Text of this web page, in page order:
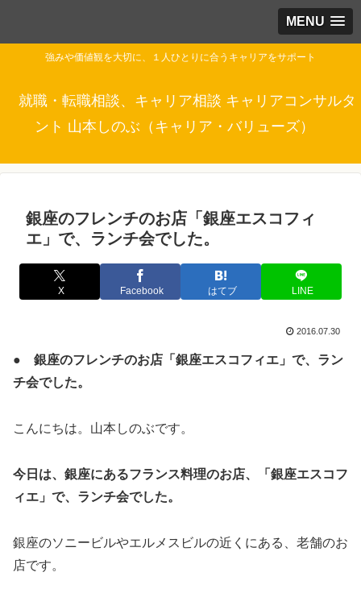
MENU
強みや価値観を大切に、１人ひとりに合うキャリアをサポート
就職・転職相談、キャリア相談 キャリアコンサルタ
ント 山本しのぶ（キャリア・バリューズ）
銀座のフレンチのお店「銀座エスコフィ
エ」で、ランチ会でした。
X Facebook はてブ LINE
2016.07.30
● 銀座のフレンチのお店「銀座エスコフィエ」で、ラン
チ会でした。
こんにちは。山本しのぶです。
今日は、銀座にあるフランス料理のお店、「銀座エスコフ
ィエ」で、ランチ会でした。
銀座のソニービルやエルメスビルの近くにある、老舗のお
店です。